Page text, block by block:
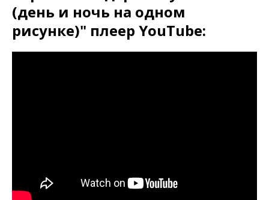
(день и ночь на одном
рисунке)" плеер YouTube: